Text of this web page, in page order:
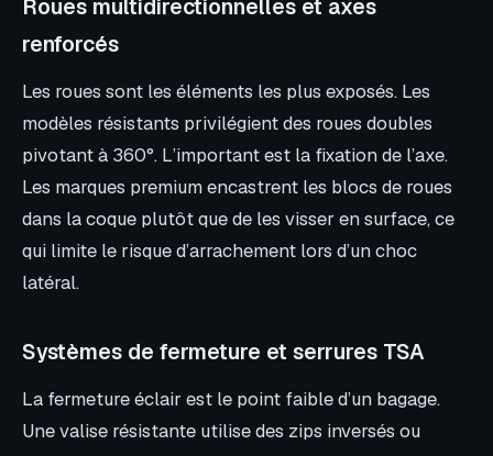
Roues multidirectionnelles et axes
renforcés
Les roues sont les éléments les plus exposés. Les
modèles résistants privilégient des roues doubles
pivotant à 360°. L’important est la fixation de l’axe.
Les marques premium encastrent les blocs de roues
dans la coque plutôt que de les visser en surface, ce
qui limite le risque d’arrachement lors d’un choc
latéral.
Systèmes de fermeture et serrures TSA
La fermeture éclair est le point faible d’un bagage.
Une valise résistante utilise des zips inversés ou